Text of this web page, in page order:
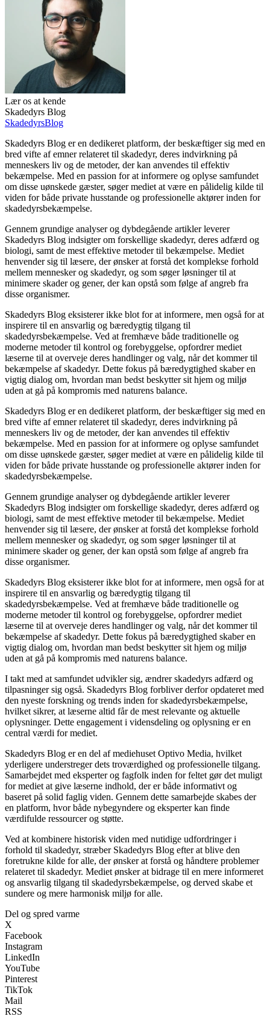
Lær os at kende
Skadedyrs Blog
SkadedyrsBlog
Skadedyrs Blog er en dedikeret platform, der beskæftiger sig med en
bred vifte af emner relateret til skadedyr, deres indvirkning på
menneskers liv og de metoder, der kan anvendes til effektiv
bekæmpelse. Med en passion for at informere og oplyse samfundet
om disse uønskede gæster, søger mediet at være en pålidelig kilde til
viden for både private husstande og professionelle aktører inden for
skadedyrsbekæmpelse.
Gennem grundige analyser og dybdegående artikler leverer
Skadedyrs Blog indsigter om forskellige skadedyr, deres adfærd og
biologi, samt de mest effektive metoder til bekæmpelse. Mediet
henvender sig til læsere, der ønsker at forstå det komplekse forhold
mellem mennesker og skadedyr, og som søger løsninger til at
minimere skader og gener, der kan opstå som følge af angreb fra
disse organismer.
Skadedyrs Blog eksisterer ikke blot for at informere, men også for at
inspirere til en ansvarlig og bæredygtig tilgang til
skadedyrsbekæmpelse. Ved at fremhæve både traditionelle og
moderne metoder til kontrol og forebyggelse, opfordrer mediet
læserne til at overveje deres handlinger og valg, når det kommer til
bekæmpelse af skadedyr. Dette fokus på bæredygtighed skaber en
vigtig dialog om, hvordan man bedst beskytter sit hjem og miljø
uden at gå på kompromis med naturens balance.
Skadedyrs Blog er en dedikeret platform, der beskæftiger sig med en
bred vifte af emner relateret til skadedyr, deres indvirkning på
menneskers liv og de metoder, der kan anvendes til effektiv
bekæmpelse. Med en passion for at informere og oplyse samfundet
om disse uønskede gæster, søger mediet at være en pålidelig kilde til
viden for både private husstande og professionelle aktører inden for
skadedyrsbekæmpelse.
Gennem grundige analyser og dybdegående artikler leverer
Skadedyrs Blog indsigter om forskellige skadedyr, deres adfærd og
biologi, samt de mest effektive metoder til bekæmpelse. Mediet
henvender sig til læsere, der ønsker at forstå det komplekse forhold
mellem mennesker og skadedyr, og som søger løsninger til at
minimere skader og gener, der kan opstå som følge af angreb fra
disse organismer.
Skadedyrs Blog eksisterer ikke blot for at informere, men også for at
inspirere til en ansvarlig og bæredygtig tilgang til
skadedyrsbekæmpelse. Ved at fremhæve både traditionelle og
moderne metoder til kontrol og forebyggelse, opfordrer mediet
læserne til at overveje deres handlinger og valg, når det kommer til
bekæmpelse af skadedyr. Dette fokus på bæredygtighed skaber en
vigtig dialog om, hvordan man bedst beskytter sit hjem og miljø
uden at gå på kompromis med naturens balance.
I takt med at samfundet udvikler sig, ændrer skadedyrs adfærd og
tilpasninger sig også. Skadedyrs Blog forbliver derfor opdateret med
den nyeste forskning og trends inden for skadedyrsbekæmpelse,
hvilket sikrer, at læserne altid får de mest relevante og aktuelle
oplysninger. Dette engagement i vidensdeling og oplysning er en
central værdi for mediet.
Skadedyrs Blog er en del af mediehuset Optivo Media, hvilket
yderligere understreger dets troværdighed og professionelle tilgang.
Samarbejdet med eksperter og fagfolk inden for feltet gør det muligt
for mediet at give læserne indhold, der er både informativt og
baseret på solid faglig viden. Gennem dette samarbejde skabes der
en platform, hvor både nybegyndere og eksperter kan finde
værdifulde ressourcer og støtte.
Ved at kombinere historisk viden med nutidige udfordringer i
forhold til skadedyr, stræber Skadedyrs Blog efter at blive den
foretrukne kilde for alle, der ønsker at forstå og håndtere problemer
relateret til skadedyr. Mediet ønsker at bidrage til en mere informeret
og ansvarlig tilgang til skadedyrsbekæmpelse, og derved skabe et
sundere og mere harmonisk miljø for alle.
Del og spred varme
X
Facebook
Instagram
LinkedIn
YouTube
Pinterest
TikTok
Mail
RSS